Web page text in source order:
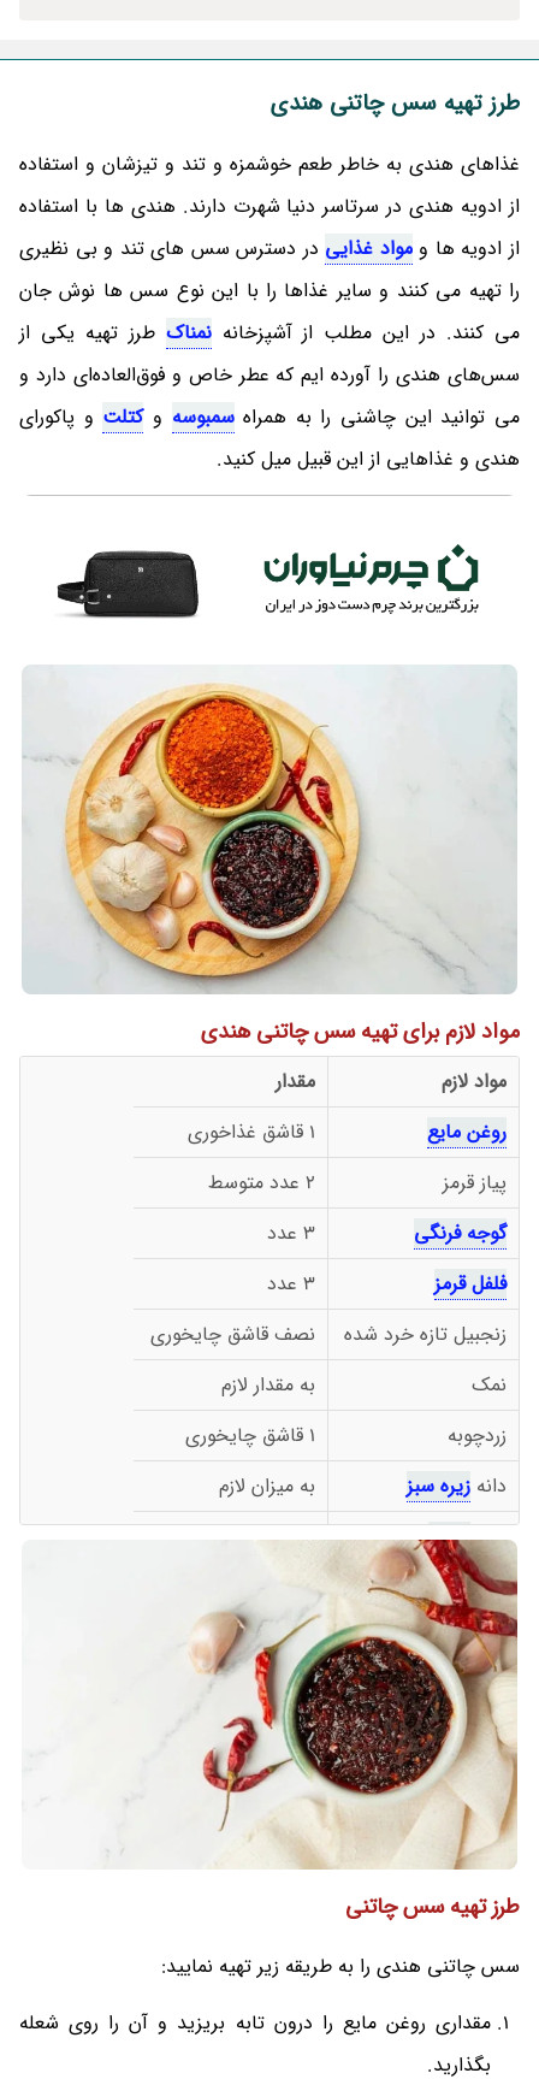
طرز تهیه سس چاتنی هندی
غذاهای هندی به خاطر طعم خوشمزه و تند و تیزشان و استفاده
از ادویه هندی در سرتاسر دنیا شهرت دارند. هندی ها با استفاده
از ادویه ها ومواد غذایی در دسترس سس های تند و بی نظیری
را تهیه می کنند و سایر غذاها را با این نوع سس ها نوش جان
می کنند. در این مطلب از آشپزخانهنمناک طرز تهیه یکی از
سس‌های هندی را آورده ایم که عطر خاص و فوق‌العاده‌ای دارد و
می توانید این چاشنی را به همراهسمبوسه وکتلت و پاکورای
هندی و غذاهایی از این قبیل میل کنید.
مواد لازم برای تهیه سس چاتنی هندی
مواد لازم
مقدار
روغن مایع
1 قاشق غذاخوری
پیاز قرمز
2 عدد متوسط
گوجه فرنگی
3 عدد
فلفل قرمز
3 عدد
زنجبیل تازه خرد شده
نصف قاشق چایخوری
نمک
به مقدار لازم
زردچوبه
1 قاشق چایخوری
دانه زیره سبز
به میزان لازم
دانهخردل
به میزان لازم
برگ کاری یا برگ بو
بادام هندی
2 قاشق غذاخوری
سیر
3 حبه
طرز تهیه سس چاتنی
سس چاتنی هندی را به طریقه زیر تهیه نمایید:
مقداری روغن مایع را درون تابه بریزید و آن‌ را روی شعله
بگذارید.